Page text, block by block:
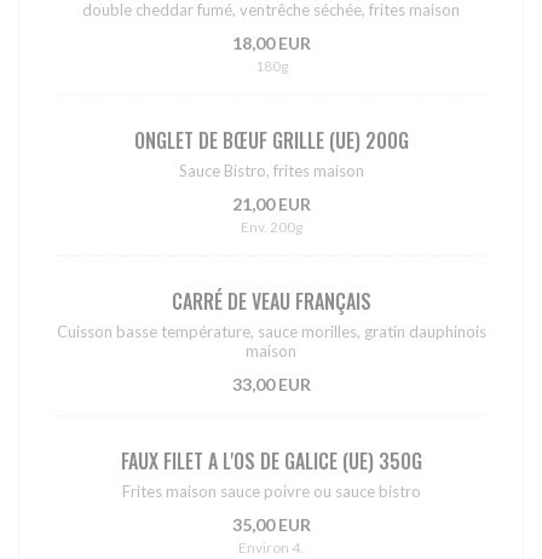
double cheddar fumé, ventrêche séchée, frites maison
18,00 EUR
180g
ONGLET DE BŒUF GRILLE (UE) 200G
Sauce Bistro, frites maison
21,00 EUR
Env. 200g
CARRÉ DE VEAU FRANÇAIS
Cuisson basse température, sauce morilles, gratin dauphinois
maison
33,00 EUR
FAUX FILET A L'OS DE GALICE (UE) 350G
Frites maison sauce poivre ou sauce bistro
35,00 EUR
Environ 4.